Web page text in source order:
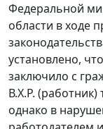
Федеральной
области в ходе
установлено,
заключило с
В.Х.Р. (работник)
однако в